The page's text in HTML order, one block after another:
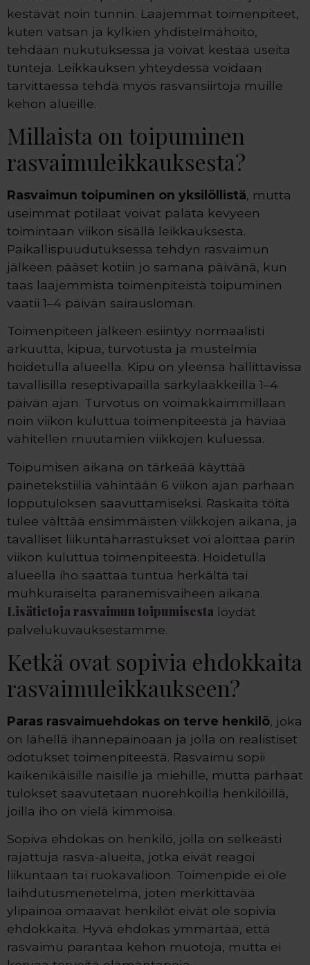
kestävät noin tunnin. Laajemmat toimenpiteet,
kuten vatsan ja kylkien yhdistelmähoito,
tehdään nukutuksessa ja voivat kestää useita
tunteja. Leikkauksen yhteydessä voidaan
tarvittaessa tehdä myös rasvansiirtoja muille
kehon alueille.
Millaista on toipuminen
rasvaimuleikkauksesta?
Rasvaimun toipuminen on yksilöllistä, mutta
useimmat potilaat voivat palata kevyeen
toimintaan viikon sisällä leikkauksesta.
Paikallispuudutuksessa tehdyn rasvaimun
jälkeen pääset kotiin jo samana päivänä, kun
taas laajemmista toimenpiteistä toipuminen
vaatii 1–4 päivän sairausloman.
Toimenpiteen jälkeen esiintyy normaalisti
arkuutta, kipua, turvotusta ja mustelmia
hoidetulla alueella. Kipu on yleensä hallittavissa
tavallisilla reseptivapailla särkylääkkeillä 1–4
päivän ajan. Turvotus on voimakkaimmillaan
noin viikon kuluttua toimenpiteestä ja häviää
vähitellen muutamien viikkojen kuluessa.
Toipumisen aikana on tärkeää käyttää
painetekstiiliä vähintään 6 viikon ajan parhaan
lopputuloksen saavuttamiseksi. Raskaita töitä
tulee välttää ensimmäisten viikkojen aikana, ja
tavalliset liikuntaharrastukset voi aloittaa parin
viikon kuluttua toimenpiteestä. Hoidetulla
alueella iho saattaa tuntua herkältä tai
muhkuraiselta paranemisvaiheen aikana.
Lisätietoja rasvaimun toipumisesta löydät
palvelukuvauksestamme.
Ketkä ovat sopivia ehdokkaita
rasvaimuleikkaukseen?
Paras rasvaimuehdokas on terve henkilö, joka
on lähellä ihannepainoaan ja jolla on realistiset
odotukset toimenpiteestä. Rasvaimu sopii
kaikenikäisille naisille ja miehille, mutta parhaat
tulokset saavutetaan nuorehkoilla henkilöillä,
joilla iho on vielä kimmoisa.
Sopiva ehdokas on henkilö, jolla on selkeästi
rajattuja rasva-alueita, jotka eivät reagoi
liikuntaan tai ruokavalioon. Toimenpide ei ole
laihdutusmenetelmä, joten merkittävää
ylipainoa omaavat henkilöt eivät ole sopivia
ehdokkaita. Hyvä ehdokas ymmärtää, että
rasvaimu parantaa kehon muotoja, mutta ei